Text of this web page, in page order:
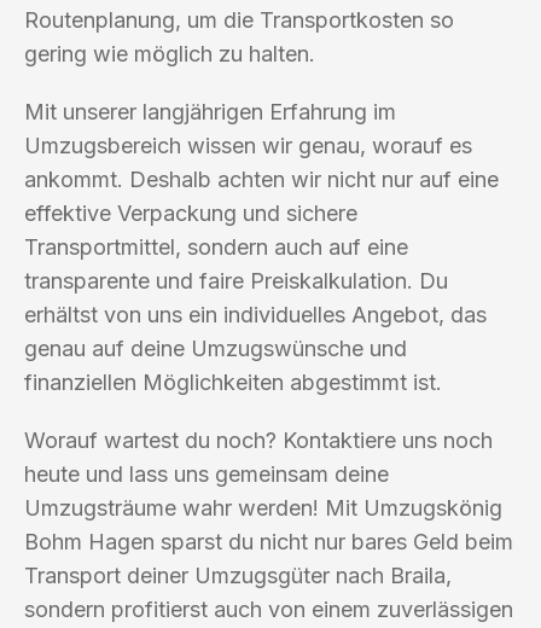
Routenplanung, um die Transportkosten so
gering wie möglich zu halten.
Mit unserer langjährigen Erfahrung im
Umzugsbereich wissen wir genau, worauf es
ankommt. Deshalb achten wir nicht nur auf eine
effektive Verpackung und sichere
Transportmittel, sondern auch auf eine
transparente und faire Preiskalkulation. Du
erhältst von uns ein individuelles Angebot, das
genau auf deine Umzugswünsche und
finanziellen Möglichkeiten abgestimmt ist.
Worauf wartest du noch? Kontaktiere uns noch
heute und lass uns gemeinsam deine
Umzugsträume wahr werden! Mit Umzugskönig
Bohm Hagen sparst du nicht nur bares Geld beim
Transport deiner Umzugsgüter nach Braila,
sondern profitierst auch von einem zuverlässigen